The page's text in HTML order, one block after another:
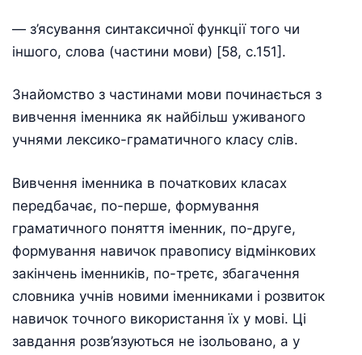
— з’ясування синтаксичної функції того чи
іншого, слова (частини мови) [58, с.151].
Знайомство з частинами мови починається з
вивчення іменника як найбільш уживаного
учнями лексико-граматичного класу слів.
Вивчення іменника в початкових класах
передбачає, по-перше, формування
граматичного поняття іменник, по-друге,
формування навичок правопису відмінкових
закінчень іменників, по-третє, збагачення
словника учнів новими іменниками і розвиток
навичок точного використання їх у мові. Ці
завдання розв’язуються не ізольовано, а у